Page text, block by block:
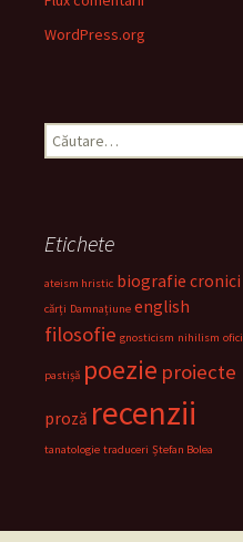
WordPress.org
Caută
după:
Etichete
ateism hristic biografie cronici
cărți Damnațiune english
filosofie gnosticism nihilism
pastișă poezie proiecte
proză recenzii
tanatologie traduceri Ștefan Bolea